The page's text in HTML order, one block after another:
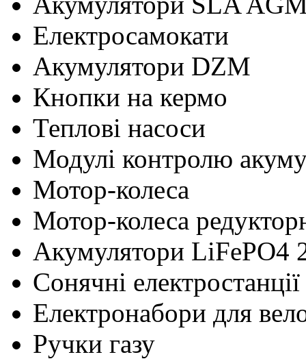
Електросамокати
Акумулятори DZM
Кнопки на кермо
Теплові насоси
Модулі контролю
Мотор-колеса
Мотор-колеса
Акумулятори LiFePO4
Сонячні електростанції
Електронабори для
Ручки газу